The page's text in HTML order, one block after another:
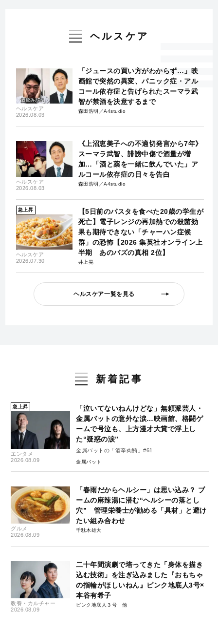
ヘルスケア
ヘルスケア
2026.08.03
「ジュースの買い方がわからず…」映
画館で突然の異変、パニック症・アル
コール依存症と告げられたスーマラ武
智が禁酒を決意するまで
森田浩明／A4studio
ヘルスケア
2026.08.03
《上沼恵美子への不適切発言から7年》
スーマラ武智、誹謗中傷で酒量が増
加…「酒と薬を一緒に飲んでいた」ア
ルコール依存症の日々を告白
森田浩明／A4studio
急上昇
ヘルスケア
2026.07.30
【5日前のパスタを食べた20歳の学生が
死亡】電子レンジの再加熱での殺菌効
果も期待できない「チャーハン症候
群」の恐怖【2026 集英社オンライン上
半期 あのバズの真相 2位】
井上晃
ヘルスケア一覧を見る
新着記事
急上昇
エンタメ
2026.08.09
「泣いてないねんけどな」無頼派芸人・
金属バットの意外な涙…映画館、格闘ゲ
ームで号泣も、上方漫才大賞で浮上し
た“疑惑の涙”
金属バットの「酒辛肉鮪」#61
金属バット
グルメ
2026.08.09
「春雨だからヘルシー」は思い込み？ ブ
ームの麻辣湯に潜む“ヘルシーの落とし
穴” 管理栄養士が勧める「具材」と避け
たい組み合わせ
千駄木雄大
教養・カルチャー
2026.08.09
二十年間演劇で培ってきた「身体を描き
込む技術」を注ぎ込みました『おもちゃ
の指輪がほしいねん』ピンク地底人3号×
本谷有希子
ピンク地底人３号